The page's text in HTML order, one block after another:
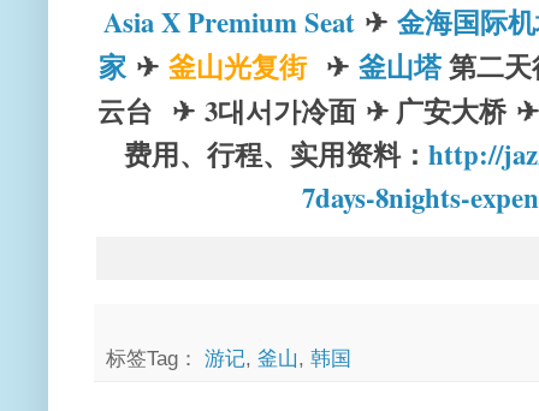
Asia X Premium Seat ✈ 金海国际
家 ✈ 釜山光复街 ✈ 釜山塔第二
云台 ✈ 3대서가冷面 ✈ 广安大桥
费用、行程、实用资料： http://
7days-8nights-
标签Tag： 游记, 釜山, 韩国